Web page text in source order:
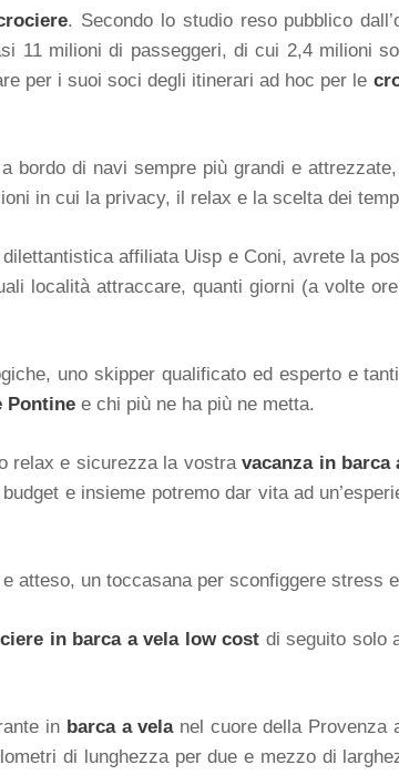
. Secondo lo studio reso pubblico
11 milioni di passeggeri, di cui 2,4 milioni
per i suoi soci degli itinerari ad hoc per le
bordo di navi sempre più grandi e
in cui la privacy, il relax e la scelta dei
affiliata Uisp e Coni, avrete la
località attraccare, quanti giorni (a volte
uno skipper qualificato ed esperto e
Pontine e chi più ne ha più ne metta.
relax e sicurezza la vostravacanza in barca
e insieme potremo dar vita ad
atteso, un toccasana per sconfiggere stress
in barca a vela low cost di seguito solo
in barca a velanel cuore della Provenza
di lunghezza per due e mezzo di